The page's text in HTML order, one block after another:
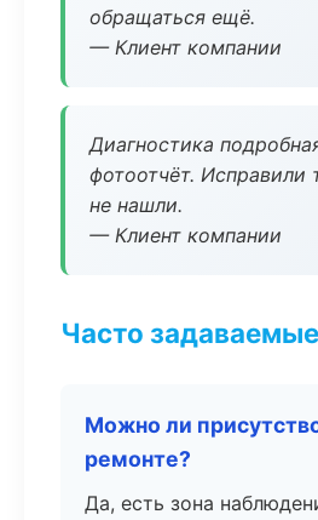
обращаться ещё.
— Клиент компании
Диагностика
фотоотчёт. Исправили
не нашли.
— Клиент компании
Часто
Можно ли
ремонте?
Да, есть зона